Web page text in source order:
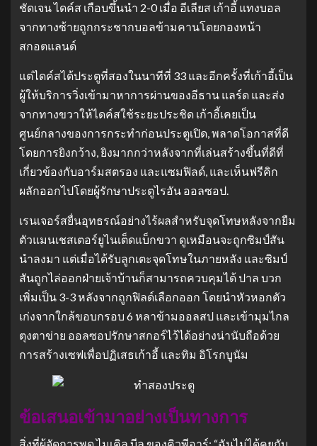
ชัดเจนไดค์ส เกือบขึ้นนํา 2-0 เมื่อ อีเลียส เก้าอี้ แทงบอล
จากทางซ้ายถูกกระชากบอลข้ามคานโดยกองหน้า
สกอตแลนด์
แต่ไดค์สได้ประตูที่สองในนาทีที่ 33 และอีกครั้งที่เก้าอี้เป็น
ผู้ให้บริการวิ่งเข้ามาหาการผ่านของอีธาน แลร์ด และส่ง
จากทางขวาให้ไดค์สใช้ระยะประชิด เก้าอี้เคยเป็น
ศูนย์กลางของการกระทําก่อนประตูเปิด, พลาดโอกาสที่ดี
โดยการยิงกว้าง, ยิงมากกว่าหลังจากที่เล่นสร้างขึ้นที่ดีที่
เกี่ยวข้องกับอาร์มสตรอง และแซมฟิลด์, และเห็นฟรีคิก
ผลักออกไปโดยผู้รักษาประตูไรอัน ออลซอป.
เรนเจอร์สยื่นอุทธรณ์อย่างไร้ผลสําหรับจุดโทษหลังจากยืม
ตัวแมนเชสเตอร์ยูไนเต็ดแบ็กขวา ดูเหมือนจะถูกซิมป์สัน
นําลงมา แต่เมื่อได้รับลูกเตะจุดโทษในภายหลัง และซิมป์
สันถูกไล่ออกฝ่ายเจ้าบ้านก็สามารถควบคุมได้ปาล บวก
เพิ่มเป็น 3-3 หลังจากถูกฟิลด์เลือกออก โดยนําหัวหอกตัว
เก่งจากใกล้ขอบกรอบ 6 หลาข้ามออลสป และเข้ามุมไกล
ตุงตาข่าย ออลซอปรักษาสกอร์ไว้ได้อย่างน่านับถือด้วย
การสร้างเซฟเพื่อปฏิเสธเก้าอี้ และทิม อิโรกบูนัม
ข้อเสนอเข้ามาอย่างเป็นทางการ